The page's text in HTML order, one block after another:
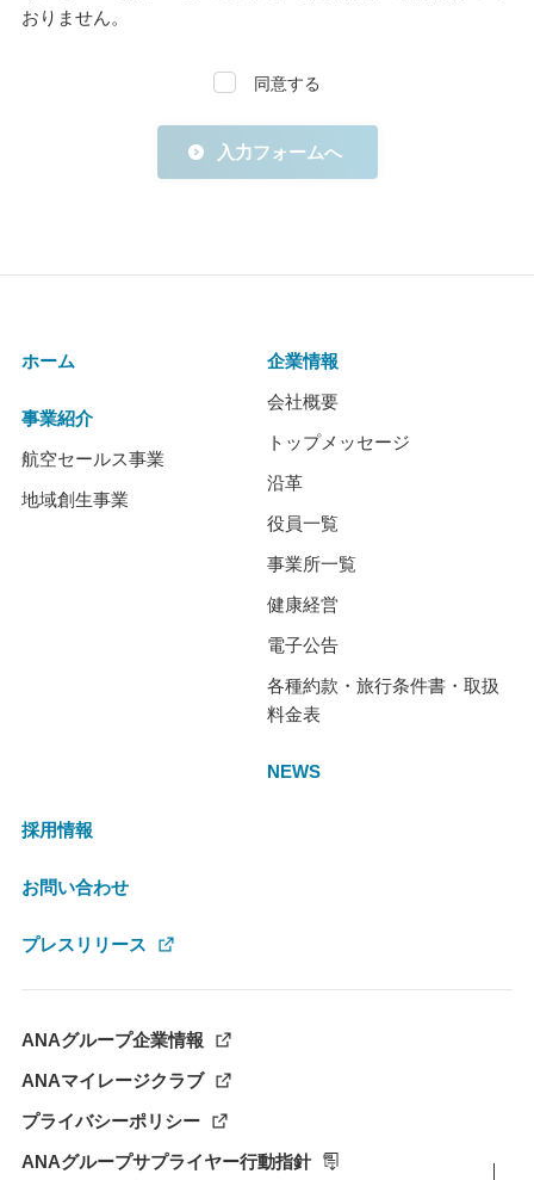
おりません。
同意する
入力フォームへ
ホーム
事業紹介
航空セールス事業
地域創生事業
企業情報
会社概要
トップメッセージ
沿革
役員一覧
事業所一覧
健康経営
電子公告
各種約款・旅行条件書・取扱
料金表
NEWS
採用情報
お問い合わせ
プレスリリース
ANAグループ企業情報
ANAマイレージクラブ
プライバシーポリシー
ANAグループサプライヤー行動指針